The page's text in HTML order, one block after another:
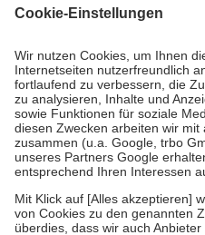
Grundsätzlich leisten Mitglieder
höchstens zehn Euro.
Es sind
Kosten der Leistung zu entrichten.
Diese Regeln gelten
Bei Heilmitteln und häuslicher
Zuzahlung zehn Prozent der
Verordnung.
Um das Engagement der
stärken und die besondere
fallenkeine Zuzahlungenan bei:
• Kindern und Jugendlichen bis